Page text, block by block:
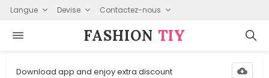
Langue Devise Contactez-nous
FASHION⁠ TIY
Download app and enjoy extra discount